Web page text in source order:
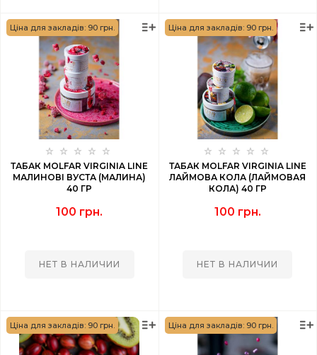
Ціна для закладів: 90 грн.
ТАБАК MOLFAR VIRGINIA LINE
МАЛИНОВІ ВУСТА (МАЛИНА)
40 ГР
100 грн.
НЕТ В НАЛИЧИИ
Ціна для закладів: 90 грн.
ТАБАК MOLFAR VIRGINIA LINE
ЛАЙМОВА КОЛА (ЛАЙМОВАЯ
КОЛА) 40 ГР
100 грн.
НЕТ В НАЛИЧИИ
Ціна для закладів: 90 грн. Ціна для закладів: 90 грн.